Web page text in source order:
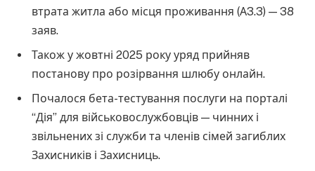
втрата житла або місця проживання (А3.3) — 38
заяв.
Також у жовтні 2025 року уряд прийняв
постанову про розірвання шлюбу онлайн.
Почалося бета-тестування послуги на порталі
“Дія” для військовослужбовців — чинних і
звільнених зі служби та членів сімей загиблих
Захисників і Захисниць.